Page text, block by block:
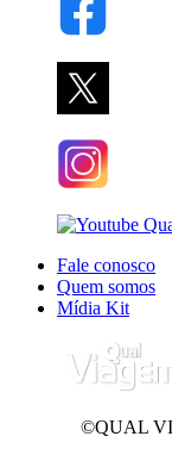
Fale conosco
Quem somos
Mídia Kit
©QUAL